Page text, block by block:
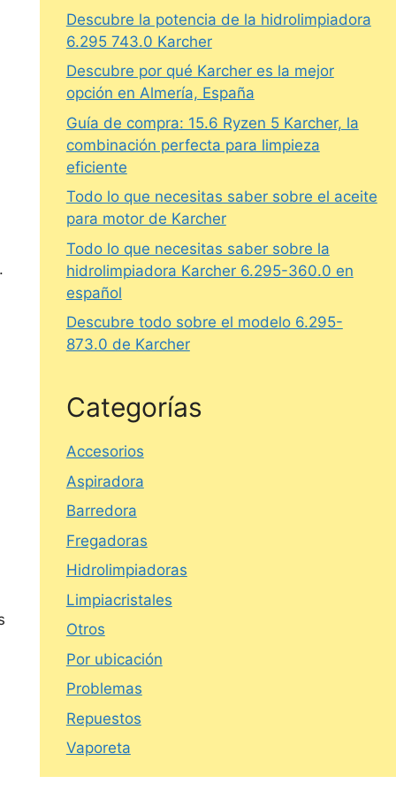
Descubre la potencia de la hidrolimpiadora
6.295 743.0 Karcher
Descubre por qué Karcher es la mejor
opción en Almería, España
Guía de compra: 15.6 Ryzen 5 Karcher, la
combinación perfecta para limpieza
eficiente
Todo lo que necesitas saber sobre el aceite
para motor de Karcher
Todo lo que necesitas saber sobre la
hidrolimpiadora Karcher 6.295-360.0 en
español
Descubre todo sobre el modelo 6.295-
873.0 de Karcher
Categorías
Accesorios
Aspiradora
Barredora
Fregadoras
Hidrolimpiadoras
Limpiacristales
Otros
Por ubicación
Problemas
Repuestos
Vaporeta